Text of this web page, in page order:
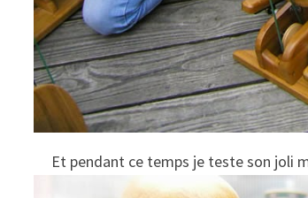
Et pendant ce temps je teste son joli